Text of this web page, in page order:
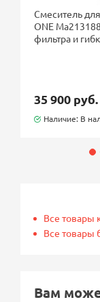
Смеситель
ONE
фильтра и
35 900 руб.
Наличие: В
Все товары
Все товары
Вам